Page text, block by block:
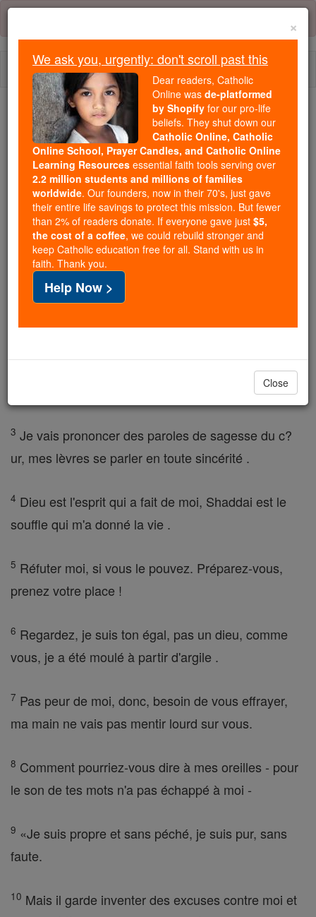
Skip
content
Trending:
Daily Reading for Thursday, October ...
Today's Reading The Mysteries of the Rosary
Job - Chapitre 33
Job ⌄ Chapter 33 ⌄
Alors, Job, s'il vous plaît écoutez mes paroles et
assister à tout ce que j'ai à dire.
Maintenant que j'ouvre la bouche, et mes formes
3 Je vais prononcer des paroles de sagesse du c?
ur, mes lèvres se parler en toute sincérité .
4 Dieu est l'esprit qui a fait de moi, Shaddai est le
souffle qui m'a donné la vie .
5 Réfuter moi, si vous le pouvez. Préparez-vous,
prenez votre place !
6 Regardez, je suis ton égal, pas un dieu, comme
vous, je a été moulé à partir d'argile .
7 Pas peur de moi, donc, besoin de vous effrayer,
ma main ne vais pas mentir lourd sur vous.
8 Comment pourriez-vous dire à mes oreilles - pour
le son de tes mots n'a pas échappé à moi -
9 «Je suis propre et sans péché, je suis pur, sans
faute.
10 Mais il garde inventer des excuses contre moi et
×
We ask you, urgently: don't scroll past this
Dear readers, Catholic
Online was de-platformed
by Shopify for our pro-life
beliefs. They shut down our
Catholic Online, Catholic
Online School, Prayer Candles, and Catholic Online
Learning Resources essential faith tools serving over
2.2 million students and millions of families
worldwide. Our founders, now in their 70's, just gave
their entire life savings to protect this mission. But fewer
than 2% of readers donate. If everyone gave just $5,
the cost of a coffee, we could rebuild stronger and
keep Catholic education free for all. Stand with us in
faith. Thank you.
Help Now >
Close